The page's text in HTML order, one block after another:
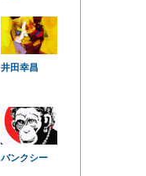
井田幸昌
バンクシー